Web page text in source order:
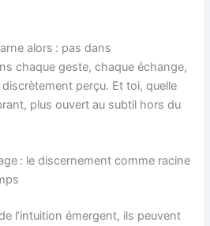
alors : pas dans
chaque geste, chaque échange,
perçu. Et toi, quelle
plus ouvert au subtil hors du
: le discernement comme racine
l’intuition émergent, ils peuvent